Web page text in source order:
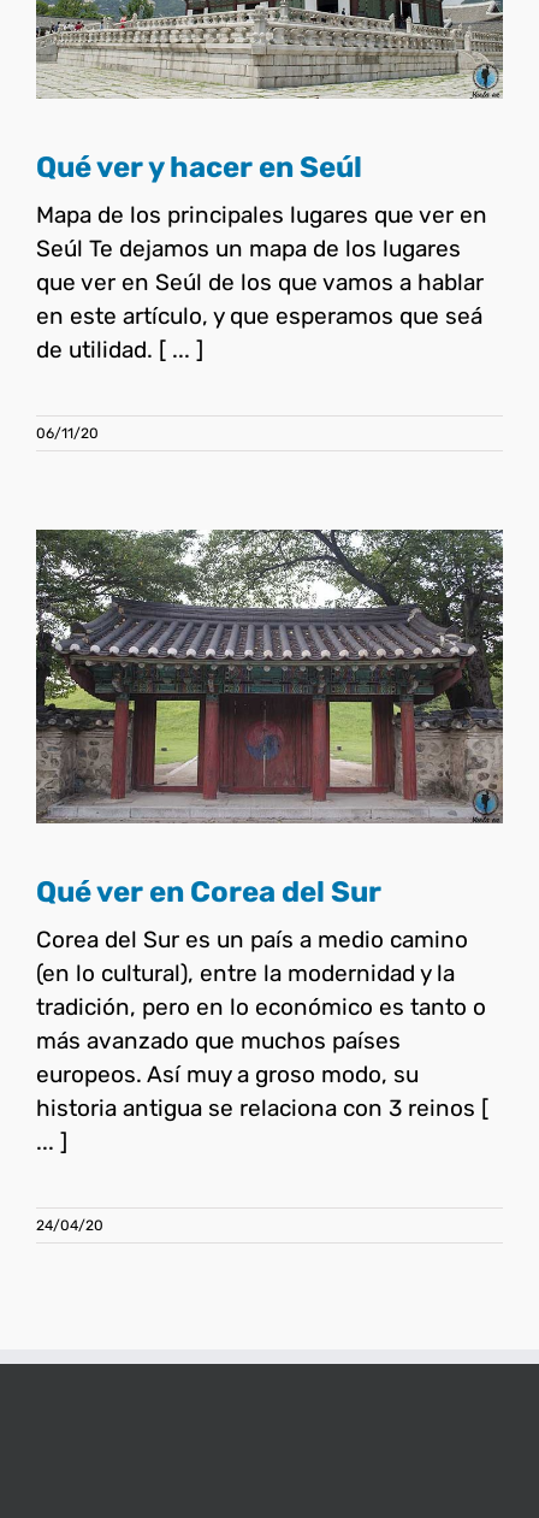
Corea del Sur
Qué ver y hacer en Seúl
Mapa de los principales lugares que ver en
Seúl Te dejamos un mapa de los lugares
que ver en Seúl de los que vamos a hablar
en este artículo, y que esperamos que seá
de utilidad. [ ... ]
06/11/20
Qué ver en Corea del Sur
Corea del Sur
Qué ver en Corea del Sur
Corea del Sur es un país a medio camino
(en lo cultural), entre la modernidad y la
tradición, pero en lo económico es tanto o
más avanzado que muchos países
europeos. Así muy a groso modo, su
historia antigua se relaciona con 3 reinos [
... ]
24/04/20